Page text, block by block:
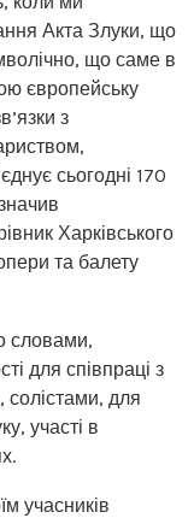
Акта Злуки, що
що саме в
європейську
з
сьогодні 170
Харківського
та балету
словами,
для співпраці з
для
участі в
учасників